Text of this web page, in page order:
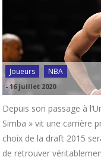
Joueurs NBA
-16 juillet 2020
Depuis son passage à
Simba » vit une carrière
choix de la draft 2015
de retrouver